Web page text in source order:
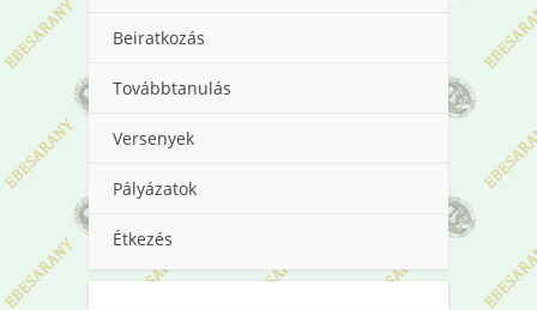
Beiratkozás
Továbbtanulás
Versenyek
Pályázatok
Étkezés